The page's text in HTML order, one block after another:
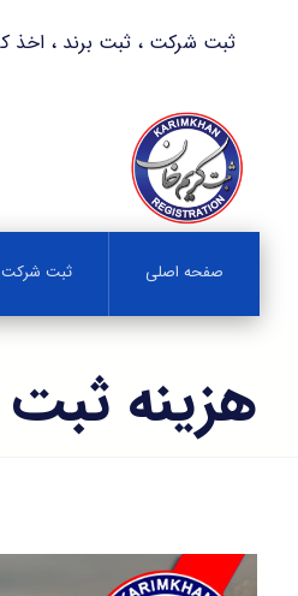
ثبت شرکت ، ثبت برند ، اخذ کارت
صفحه اصلی ثبت شرکت
هزینه